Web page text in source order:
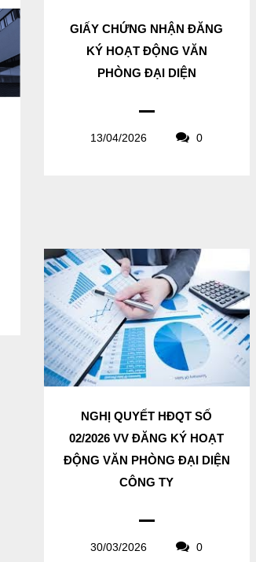
GIẤY CHỨNG NHẬN ĐĂNG
KÝ HOẠT ĐỘNG VĂN
PHÒNG ĐẠI DIỆN
13/04/2026 0
NGHỊ QUYẾT HĐQT SỐ
02/2026 VV ĐĂNG KÝ HOẠT
ĐỘNG VĂN PHÒNG ĐẠI DIỆN
CÔNG TY
30/03/2026 0